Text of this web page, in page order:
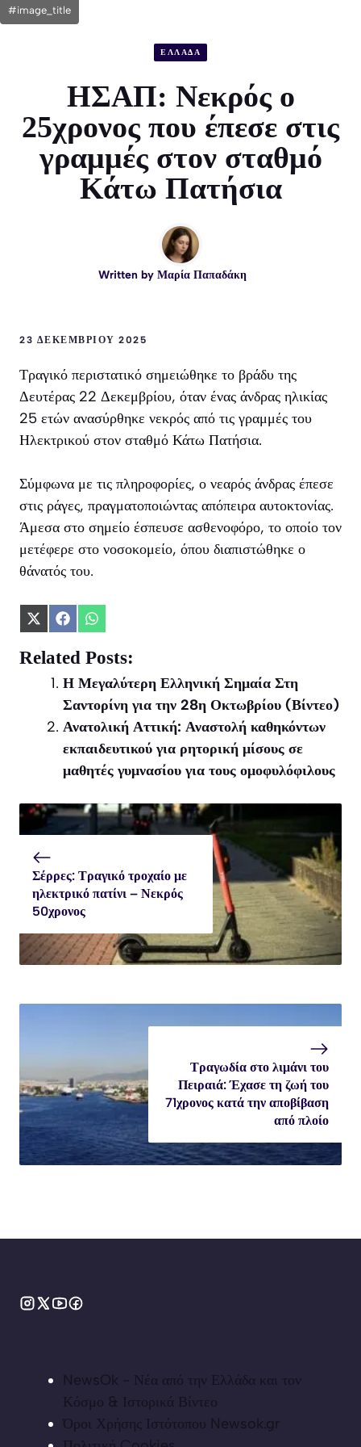
#image_title
ΕΛΛΑΔΑ
ΗΣΑΠ: Νεκρός ο
25χρονος που έπεσε στις
γραμμές στον σταθμό
Κάτω Πατήσια
Written by Μαρία Παπαδάκη
23 ΔΕΚΕΜΒΡΊΟΥ 2025
Τραγικό περιστατικό σημειώθηκε το βράδυ της
Δευτέρας 22 Δεκεμβρίου, όταν ένας άνδρας ηλικίας
25 ετών ανασύρθηκε νεκρός από τις γραμμές του
Ηλεκτρικού στον σταθμό Κάτω Πατήσια.
Σύμφωνα με τις πληροφορίες, ο νεαρός άνδρας έπεσε
στις ράγες, πραγματοποιώντας απόπειρα αυτοκτονίας.
Άμεσα στο σημείο έσπευσε ασθενοφόρο, το οποίο τον
μετέφερε στο νοσοκομείο, όπου διαπιστώθηκε ο
θάνατός του.
Share
X
(Twitter)
Share
Facebook
Share
WhatsApp
Related Posts:
Η Μεγαλύτερη Ελληνική Σημαία Στη
Σαντορίνη για την 28η Οκτωβρίου (Βίντεο)
Ανατολική Αττική: Αναστολή καθηκόντων
εκπαιδευτικού για ρητορική μίσους σε
μαθητές γυμνασίου για τους ομοφυλόφιλους
Σέρρες: Τραγικό τροχαίο με
ηλεκτρικό πατίνι – Νεκρός
50χρονος
Τραγωδία στο λιμάνι του
Πειραιά: Έχασε τη ζωή του
71χρονος κατά την αποβίβαση
από πλοίο
NewsOk - Νέα από την Ελλάδα και τον
Κόσμο & Ιστορικά Βίντεο
Όροι Χρήσης Ιστότοπου Newsok.gr